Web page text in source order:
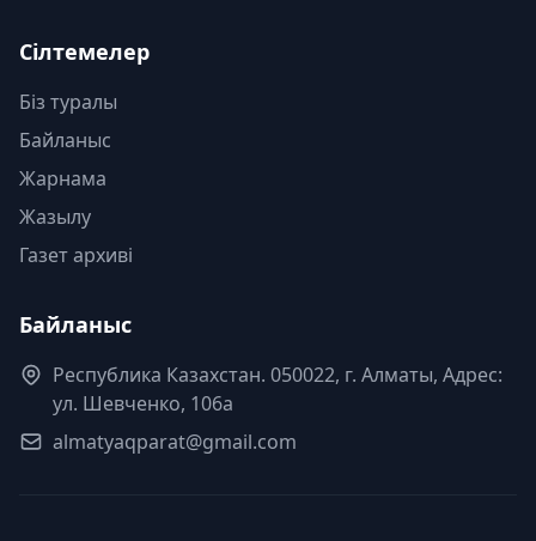
Сілтемелер
Біз туралы
Байланыс
Жарнама
Жазылу
Газет архиві
Байланыс
Республика Казахстан. 050022, г. Алматы, Адрес:
ул. Шевченко, 106а
almatyaqparat@gmail.com